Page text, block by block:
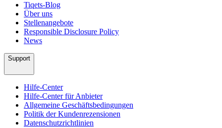
Tiqets-Blog
Über uns
Stellenangebote
Responsible Disclosure Policy
News
Support
Hilfe-Center
Hilfe-Center für Anbieter
Allgemeine Geschäftsbedingungen
Politik der Kundenrezensionen
Datenschutzrichtlinien